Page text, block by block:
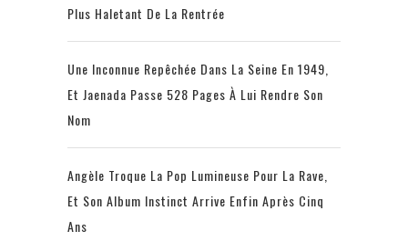
Plus Haletant De La Rentrée
Une Inconnue Repêchée Dans La Seine En 1949,
Et Jaenada Passe 528 Pages À Lui Rendre Son
Nom
Angèle Troque La Pop Lumineuse Pour La Rave,
Et Son Album Instinct Arrive Enfin Après Cinq
Ans